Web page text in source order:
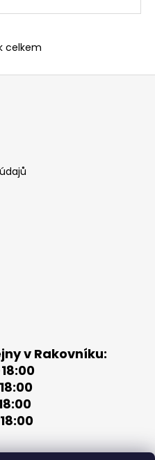
í
p
celkem
v Rakovníku: